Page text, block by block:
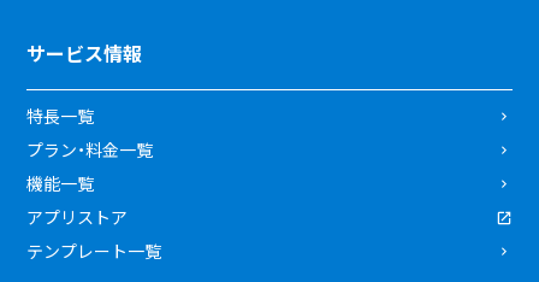
サービス情報
特長一覧
プラン・料金一覧
機能一覧
アプリストア
テンプレート一覧